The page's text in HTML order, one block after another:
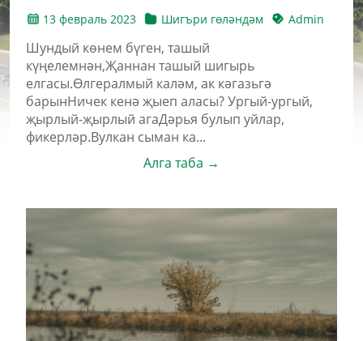
13 февраль 2023 Шигъри гөләндәм Admin
Шундый көнем бүген, ташый
күңелемнән,Җаннан ташый шигырь
елгасы.Өлгералмый каләм, ак кәгазьгә
барынНичек кенә җыеп аласы? Ургый-ургый,
җырлый-җырлый агаДәрья булып уйлар,
фикерләр.Вулкан сыман ка...
Алга таба →